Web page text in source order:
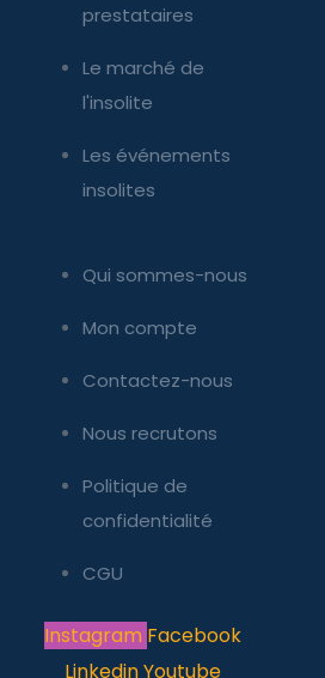
prestataires
Le marché de
l'insolite
Les événements
insolites
Qui sommes-nous
Mon compte
Contactez-nous
Nous recrutons
Politique de
confidentialité
CGU
Instagram Facebook
LinkedinYoutube